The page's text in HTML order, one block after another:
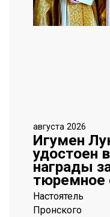
августа 2026
Игумен
удостоен
награды
тюремное
Настоятель
Пронского